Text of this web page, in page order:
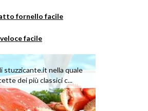
fornello facile
facile
stuzzicante.it nella quale
dei più classici c...